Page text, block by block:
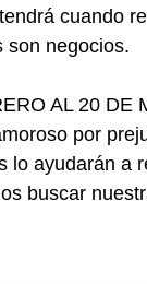
cuando
son negocios.
AL 20 DE
por
lo ayudarán a
buscar